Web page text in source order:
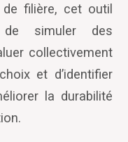
filière, cet outil
de simuler des
collectivement
et d’identifier
la durabilité